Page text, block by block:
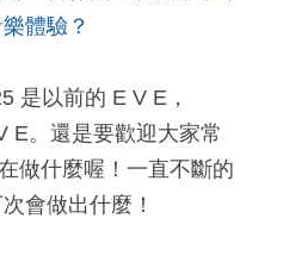
體驗？
是以前的 E V E，
E。還是要歡迎大家常
做什麼喔！一直不斷的
會做出什麼！